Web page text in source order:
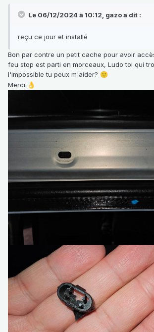
Le 06/12/2024 à 10:12, gazoa dit :
reçu ce jour et installé
Bon par contre un petit cache pour avoir
feu stop est parti en morceaux, Ludo toi qui
l'impossible tu peux m'aider? 🙂
Merci 👌